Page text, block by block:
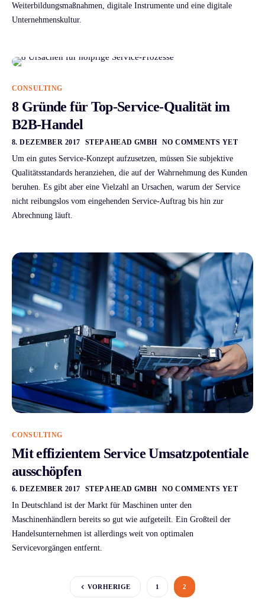
Weiterbildungsmaßnahmen, digitale Instrumente und eine digitale
Unternehmenskultur.
CONSULTING
8 Gründe für Top-Service-Qualität im
B2B-Handel
8. DEZEMBER 2017 STEP AHEAD GMBH NO COMMENTS YET
Um ein gutes Service-Konzept aufzusetzen, müssen Sie subjektive
Qualitätsstandards heranziehen, die auf der Wahrnehmung des Kunden
beruhen. Es gibt aber eine Vielzahl an Ursachen, warum der Service
nicht reibungslos vom eingehenden Service-Auftrag bis hin zur
Abrechnung läuft.
CONSULTING
Mit effizientem Service Umsatz­potentiale
ausschöpfen
6. DEZEMBER 2017 STEP AHEAD GMBH NO COMMENTS YET
In Deutschland ist der Markt für Maschinen unter den
Maschinenhändlern bereits so gut wie aufgeteilt. Ein Großteil der
Handelsunternehmen ist allerdings weit von optimalen
Servicevorgängen entfernt.
VORHERIGE 1 2